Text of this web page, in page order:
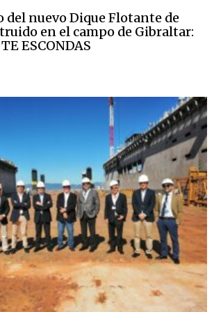
del nuevo Dique Flotante de
en el campo de Gibraltar:
ESCONDAS